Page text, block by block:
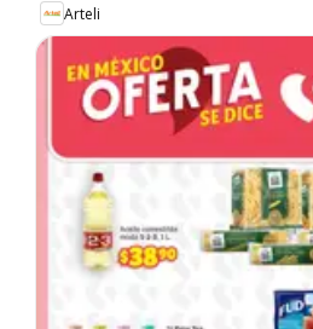
Arteli